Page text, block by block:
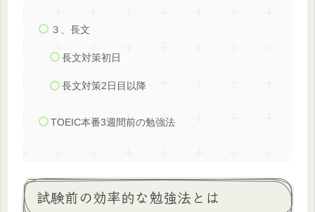
３、長文
長文対策初日
長文対策2日目以降
TOEIC本番3週間前の勉強法
試験前の効率的な勉強法とは